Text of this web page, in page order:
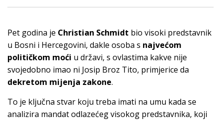
Pet godina je Christian Schmidt bio visoki predstavnik
u Bosni i Hercegovini, dakle osoba s najvećom
političkom moći u državi, s ovlastima kakve nije
svojedobno imao ni Josip Broz Tito, primjerice da
dekretom mijenja zakone.
To je ključna stvar koju treba imati na umu kada se
analizira mandat odlazećeg visokog predstavnika, koji